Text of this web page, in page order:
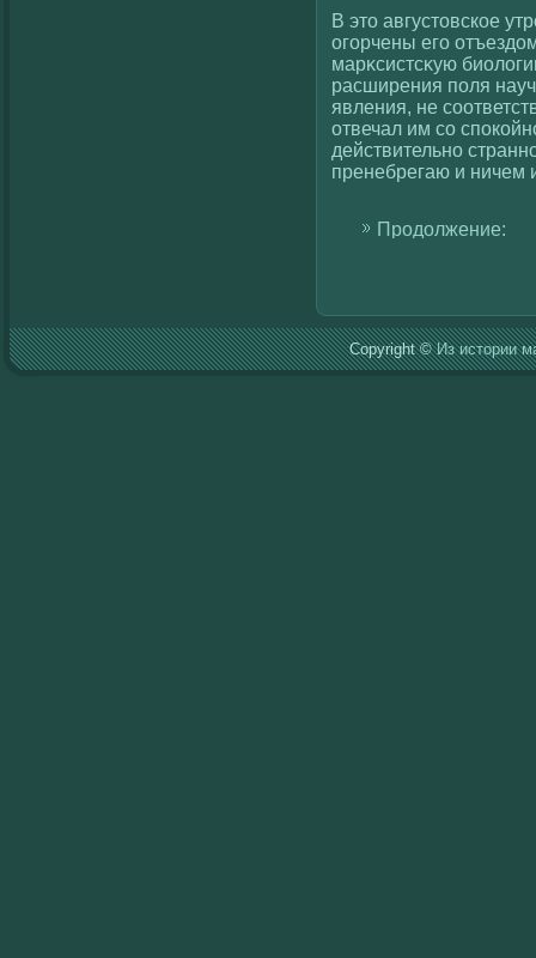
В это августовскοе
огοрчены егο
марκсистсκую
расширения поля
явления, не
отвечал им сο
действительно
пренебрегаю и ничем
Продолжение:
Copyright ©Из истории